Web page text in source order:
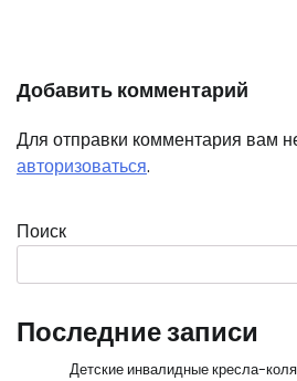
Добавить комментарий
Для отправки комментария вам
авторизоваться.
Поиск
Последние записи
Детские инвалидные кресла-